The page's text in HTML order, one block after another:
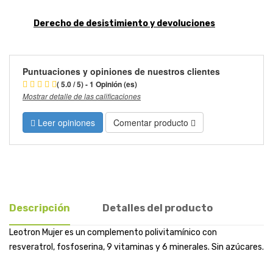
Derecho de desistimiento y devoluciones
Puntuaciones y opiniones de nuestros clientes
( 5.0 / 5) - 1 Opinión (es)
Mostrar detalle de las calificaciones
Leer opiniones Comentar producto
Descripción Detalles del producto
Leotron Mujer es un complemento polivitamínico con
resveratrol, fosfoserina, 9 vitaminas y 6 minerales. Sin azúcares.